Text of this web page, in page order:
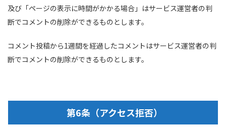
及び「ページの表示に時間がかかる場合」はサービス運営者の判
断でコメントの削除ができるものとします。
コメント投稿から1週間を経過したコメントはサービス運営者の判
断でコメントの削除ができるものとします。
第6条（アクセス拒否）